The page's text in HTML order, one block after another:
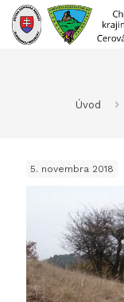
Prejsť
obsah
Úvod
5. novembra 2018